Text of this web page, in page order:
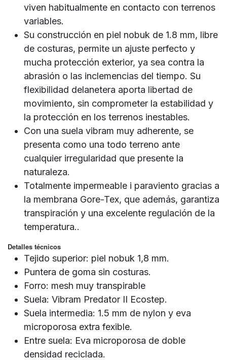
viven habitualmente en contacto con terrenos
variables.
Su construcción en piel nobuk de 1.8 mm, libre
de costuras, permite un ajuste perfecto y
mucha protección exterior, ya sea contra la
abrasión o las inclemencias del tiempo. Su
flexibilidad delanetera aporta libertad de
movimiento, sin comprometer la estabilidad y
la protección en los terrenos inestables.
Con una suela vibram muy adherente, se
presenta como una todo terreno ante
cualquier irregularidad que presente la
naturaleza.
Totalmente impermeable i paraviento gracias a
la membrana Gore-Tex, que además, garantiza
transpiración y una excelente regulación de la
temperatura..
Detalles técnicos
Tejido superior: piel nobuk 1,8 mm.
Puntera de goma sin costuras.
Forro: mesh muy transpirable
Suela: Vibram Predator II Ecostep.
Suela intermedia: 1.5 mm de nylon y eva
microporosa extra fexible.
Entre suela: Eva microporosa de doble
densidad reciclada.